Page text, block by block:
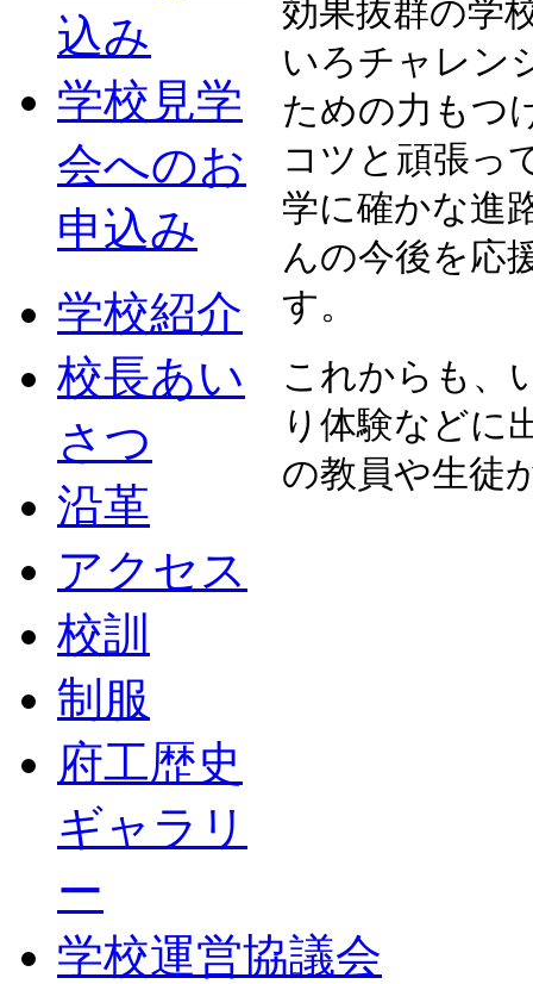
効果抜群の学
いろチャレン
ための力もつ
コツと頑張っ
学に確かな進
んの今後を応
す。
これからも、
り体験などに
の教員や生徒
込み
学校見学
会へのお
申込み
学校紹介
校長あい
さつ
沿革
アクセス
校訓
制服
府工歴史
ギャラリ
ー
学校運営協議会